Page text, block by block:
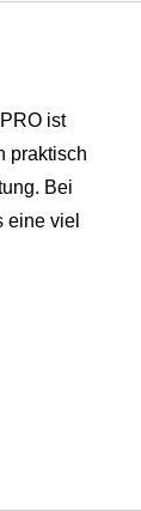
ist
praktisch
Bei
eine viel